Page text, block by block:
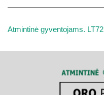
Atmintinė gyventojams.